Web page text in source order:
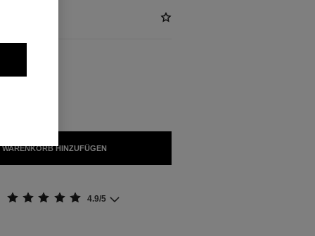
WARENKORB HINZUFÜGEN
4.9/5